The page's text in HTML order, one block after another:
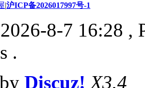
|沪ICP备2026017997号-1
8-7 16:28 ,
.
Discuz! X3.4